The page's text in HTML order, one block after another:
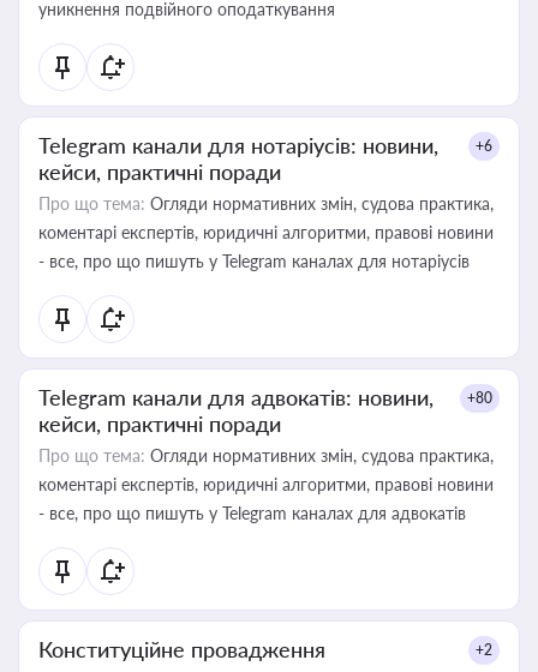
уникнення подвійного оподаткування
Telegram канали для нотаріусів: новини,
кейси, практичні поради
+6
Про що тема: Огляди нормативних змін, судова практика,
коментарі експертів, юридичні алгоритми, правові новини
- все, про що пишуть у Telegram каналах для нотаріусів
Telegram канали для адвокатів: новини,
кейси, практичні поради
+80
Про що тема: Огляди нормативних змін, судова практика,
коментарі експертів, юридичні алгоритми, правові новини
- все, про що пишуть у Telegram каналах для адвокатів
Конституційне провадження +2